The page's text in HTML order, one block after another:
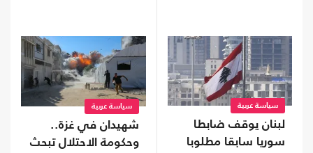
سياسة عربية
لبنان يوقف ضابطا
سوريا سابقا مطلوبا
سياسة عربية
شهيدان في غزة..
وحكومة الاحتلال تبحث